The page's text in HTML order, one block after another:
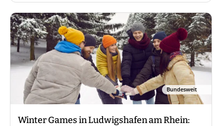
Bundesweit
Winter Games in Ludwigshafen am Rhein: